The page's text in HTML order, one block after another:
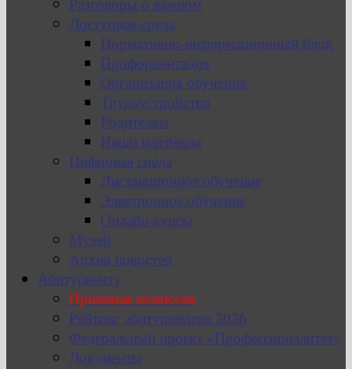
Доступная среда
Нормативно-информационный блок
Профориентация
Организация обучения
Трудоустройство
Родителям
Наши партнеры
Цифровая среда
Дистанционное обучение
Электронное обучение
Онлайн-курсы
Музей
Архив новостей
Абитуриенту
Приемная комиссия
Рейтинг абитуриентов 2026
Федеральный проект «Профессионалитет»
Документы